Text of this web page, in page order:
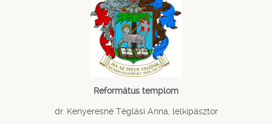
Református templom
dr. Kenyeresné Téglási Anna, lelkipásztor